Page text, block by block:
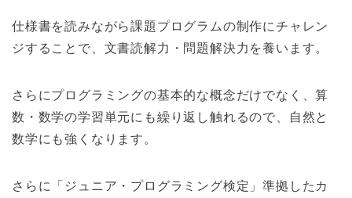
仕様書を読みながら課題プログラムの制作にチャレン
ジすることで、文書読解力・問題解決力を養います。
さらにプログラミングの基本的な概念だけでなく、算
数・数学の学習単元にも繰り返し触れるので、自然と
数学にも強くなります。
さらに「ジュニア・プログラミング検定」準拠したカ